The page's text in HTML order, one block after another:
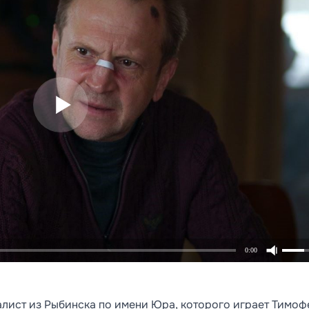
0:00
из Рыбинска по имени Юра, которого играет